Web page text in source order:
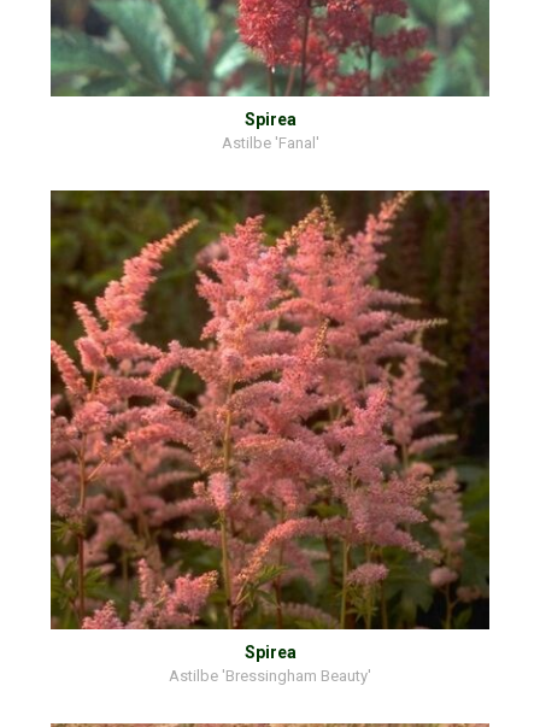
Spirea
Astilbe 'Fanal'
Spirea
Astilbe 'Bressingham Beauty'